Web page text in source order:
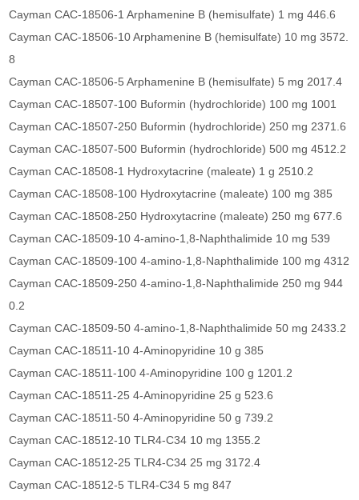
Cayman CAC-18506-1 Arphamenine B (hemisulfate) 1 mg 446.6
Cayman CAC-18506-10 Arphamenine B (hemisulfate) 10 mg 3572.
8
Cayman CAC-18506-5 Arphamenine B (hemisulfate) 5 mg 2017.4
Cayman CAC-18507-100 Buformin (hydrochloride) 100 mg 1001
Cayman CAC-18507-250 Buformin (hydrochloride) 250 mg 2371.6
Cayman CAC-18507-500 Buformin (hydrochloride) 500 mg 4512.2
Cayman CAC-18508-1 Hydroxytacrine (maleate) 1 g 2510.2
Cayman CAC-18508-100 Hydroxytacrine (maleate) 100 mg 385
Cayman CAC-18508-250 Hydroxytacrine (maleate) 250 mg 677.6
Cayman CAC-18509-10 4-amino-1,8-Naphthalimide 10 mg 539
Cayman CAC-18509-100 4-amino-1,8-Naphthalimide 100 mg 4312
Cayman CAC-18509-250 4-amino-1,8-Naphthalimide 250 mg 944
0.2
Cayman CAC-18509-50 4-amino-1,8-Naphthalimide 50 mg 2433.2
Cayman CAC-18511-10 4-Aminopyridine 10 g 385
Cayman CAC-18511-100 4-Aminopyridine 100 g 1201.2
Cayman CAC-18511-25 4-Aminopyridine 25 g 523.6
Cayman CAC-18511-50 4-Aminopyridine 50 g 739.2
Cayman CAC-18512-10 TLR4-C34 10 mg 1355.2
Cayman CAC-18512-25 TLR4-C34 25 mg 3172.4
Cayman CAC-18512-5 TLR4-C34 5 mg 847